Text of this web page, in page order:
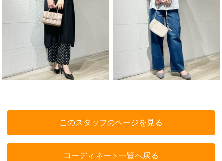
このスタッフのページを見る
コーディネート一覧へ戻る